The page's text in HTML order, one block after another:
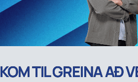
KOM TIL GREINA AÐ